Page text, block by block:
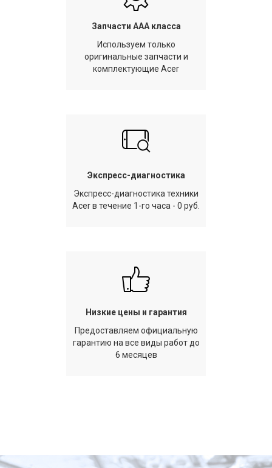
Запчасти AAA класса
Используем только
оригинальные запчасти и
комплектующие Acer
Экспресс-диагностика
Экспресс-диагностика техники
Acer в течение 1-го часа - 0 руб.
Низкие цены и гарантия
Предоставляем официальную
гарантию на все виды работ до
6 месяцев